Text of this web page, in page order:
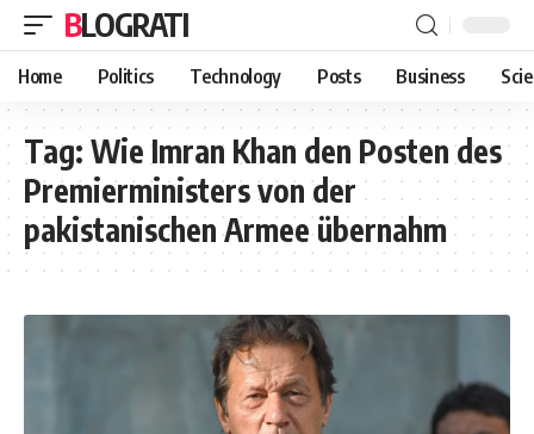
BLOGRATI
Home Politics Technology Posts Business
Tag: Wie Imran Khan den Posten des
Premierministers von der
pakistanischen Armee übernahm